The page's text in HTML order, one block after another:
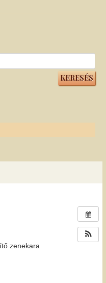
zenekara